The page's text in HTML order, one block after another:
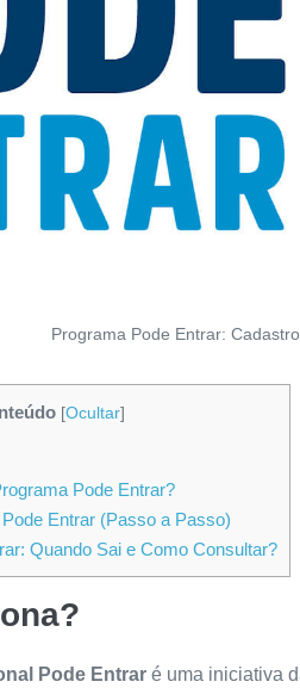
Programa Pode Entrar:
[Ocultar]
Pode Entrar?
Entrar (Passo a Passo)
Quando Sai e Como Consultar?
Pode Entrar é uma iniciativa